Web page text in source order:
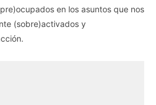
en los asuntos que nos
(sobre)activados y